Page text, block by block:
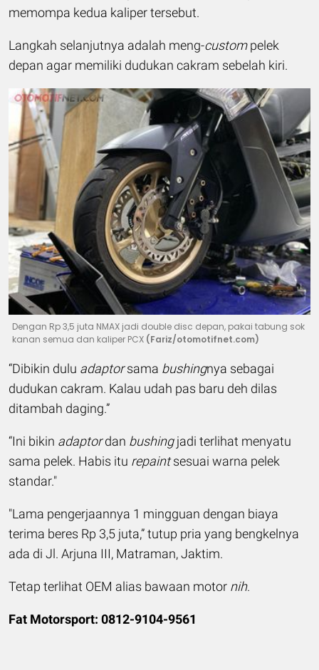
memompa kedua kaliper tersebut.
Langkah selanjutnya adalah meng-custompelek
depan agar memiliki dudukan cakram sebelah kiri.
Dengan Rp 3,5 juta NMAX jadi double disc depan, pakai tabung sok
kanan semua dan kaliper PCX (Fariz/otomotifnet.com)
“Dibikin dulu adaptorsama bushingnya sebagai
dudukan cakram. Kalau udah pas baru deh dilas
ditambah daging.”
“Ini bikin adaptordan bushingjadi terlihat menyatu
sama pelek. Habis itu repaintsesuai warna pelek
standar."
"Lama pengerjaannya 1 mingguan dengan biaya
terima beres Rp 3,5 juta,” tutup pria yang bengkelnya
ada di Jl. Arjuna III, Matraman, Jaktim.
Tetap terlihat OEM alias bawaan motor nih.
Fat Motorsport: 0812-9104-9561